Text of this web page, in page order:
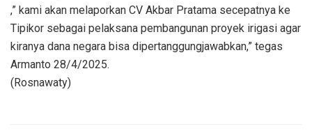
,” kami akan melaporkan CV Akbar Pratama secepatnya ke
Tipikor sebagai pelaksana pembangunan proyek irigasi agar
kiranya dana negara bisa dipertanggungjawabkan,” tegas
Armanto 28/4/2025.
(Rosnawaty)